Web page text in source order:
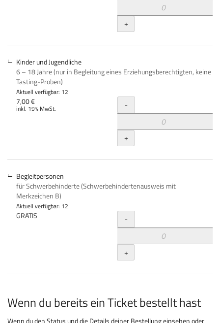
+
Kinder und Jugendliche
6 – 18 Jahre (nur in Begleitung eines Erziehungsberechtigten, keine
Tasting-Proben)
Aktuell verfügbar: 12
7,00 €
inkl. 19% MwSt. Menge
-
+
Begleitpersonen
für Schwerbehinderte (Schwerbehindertenausweis mit
Merkzeichen B)
Aktuell verfügbar: 12
GRATIS Menge
-
+
Wenn du bereits ein Ticket bestellt hast